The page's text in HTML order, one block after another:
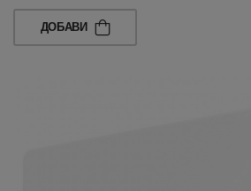
ДОБАВИ